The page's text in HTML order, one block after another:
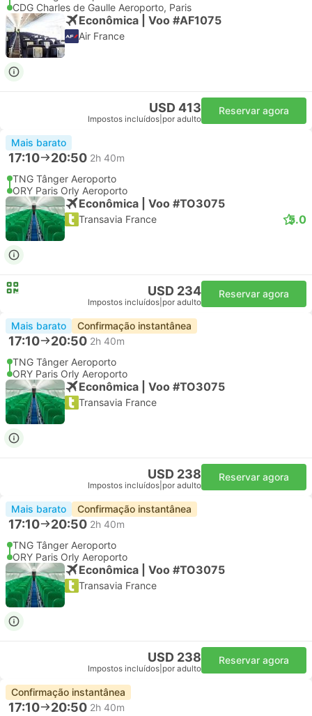
CDG Charles de Gaulle Aeroporto, Paris
Econômica | Voo #AF1075
Air France
USD 413
Impostos incluídos por adulto
Reservar agora
Mais barato
17:10 20:50 2h 40m
TNG Tânger Aeroporto
ORY Paris Orly Aeroporto
Econômica | Voo #TO3075
Transavia France 5.0
USD 234
Impostos incluídos por adulto
Reservar agora
Mais barato Confirmação instantânea
17:10 20:50 2h 40m
TNG Tânger Aeroporto
ORY Paris Orly Aeroporto
Econômica | Voo #TO3075
Transavia France
USD 238
Impostos incluídos por adulto
Reservar agora
Mais barato Confirmação instantânea
17:10 20:50 2h 40m
TNG Tânger Aeroporto
ORY Paris Orly Aeroporto
Econômica | Voo #TO3075
Transavia France
USD 238
Impostos incluídos por adulto
Reservar agora
Confirmação instantânea
17:10 20:50 2h 40m